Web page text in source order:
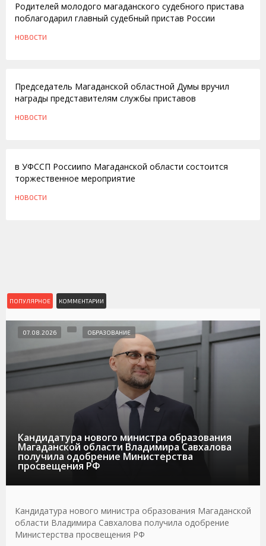
Родителей молодого магаданского судебного пристава
поблагодарил главный судебный пристав России
НОВОСТИ
Председатель Магаданской областной Думы вручил
награды представителям службы приставов
НОВОСТИ
в УФССП Россиипо Магаданской области состоится
торжественное мероприятие
НОВОСТИ
ПОПУЛЯРНОЕ КОММЕНТАРИИ
Кандидатура нового министра образования
Магаданской области Владимира Савхалова
получила одобрение Министерства
просвещения РФ
07.08.2026 ОБРАЗОВАНИЕ
Кандидатура нового министра образования Магаданской
области Владимира Савхалова получила одобрение
Министерства просвещения РФ